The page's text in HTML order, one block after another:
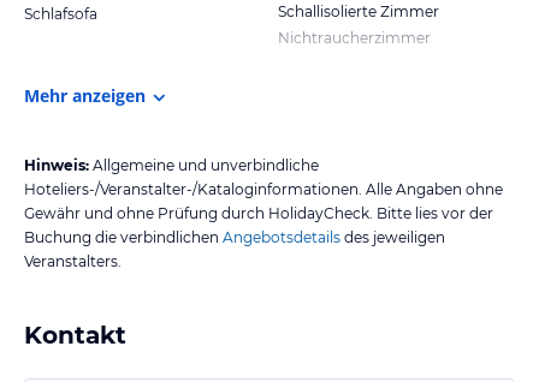
Schlafsofa
Schallisolierte Zimmer
Nichtraucherzimmer
Mehr anzeigen
Hinweis: Allgemeine und unverbindliche
Hoteliers-/Veranstalter-/Kataloginformationen. Alle Angaben ohne
Gewähr und ohne Prüfung durch HolidayCheck. Bitte lies vor der
Buchung die verbindlichen Angebotsdetails des jeweiligen
Veranstalters.
Kontakt